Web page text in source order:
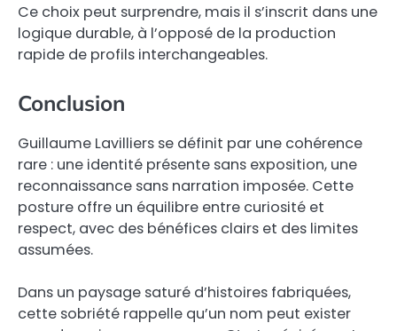
Ce choix peut surprendre, mais il s’inscrit dans une
logique durable, à l’opposé de la production
rapide de profils interchangeables.
Conclusion
Guillaume Lavilliers se définit par une cohérence
rare : une identité présente sans exposition, une
reconnaissance sans narration imposée. Cette
posture offre un équilibre entre curiosité et
respect, avec des bénéfices clairs et des limites
assumées.
Dans un paysage saturé d’histoires fabriquées,
cette sobriété rappelle qu’un nom peut exister